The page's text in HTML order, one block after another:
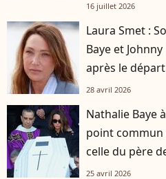
16 juillet 2026
Laura Smet :
Baye et
après le
28 avril 2026
Nathalie Baye
point commun
celle du père
25 avril 2026